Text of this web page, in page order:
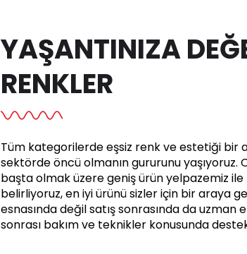
YAŞANTINIZA
RENKLER
Tüm kategorilerde eşsiz renk ve estetiği bir
sektörde öncü olmanın gururunu
başta olmak üzere geniş ürün yelpazemiz ile
belirliyoruz, en iyi ürünü sizler için bir araya
esnasında değil satış sonrasında da uzman
sonrası bakım ve teknikler konusunda